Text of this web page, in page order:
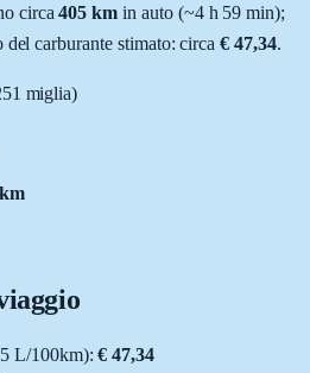
circa 405 km in auto (~4 h 59 min);
del carburante stimato: circa € 47,34.
miglia)
L/100km): € 47,34